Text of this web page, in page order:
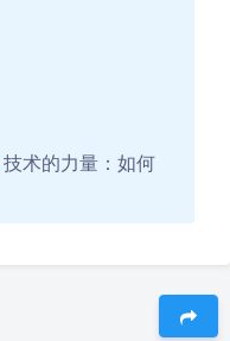
技术的力量：如何